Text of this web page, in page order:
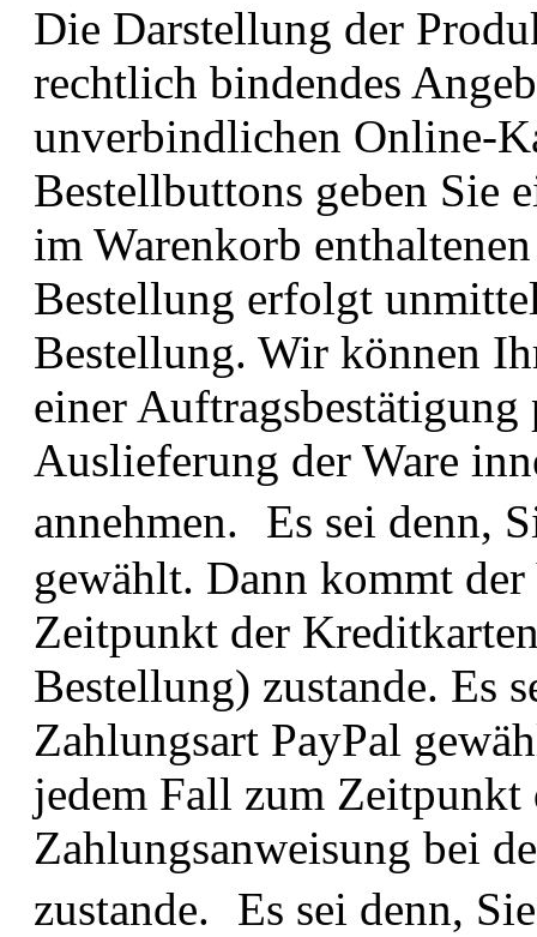
Die Darstellung der
rechtlich bindendes
unverbindlichen Online-
Bestellbuttons geben Sie
im Warenkorb
Bestellung erfolgt
Bestellung. Wir können
einer
Auslieferung der Ware
annehmen. Es sei denn,
gewählt. Dann kommt
Zeitpunkt der
Bestellung) zustande. Es
Zahlungsart PayPal
jedem Fall zum Zeitpunkt
Zahlungsanweisung bei
zustande. Es sei denn,